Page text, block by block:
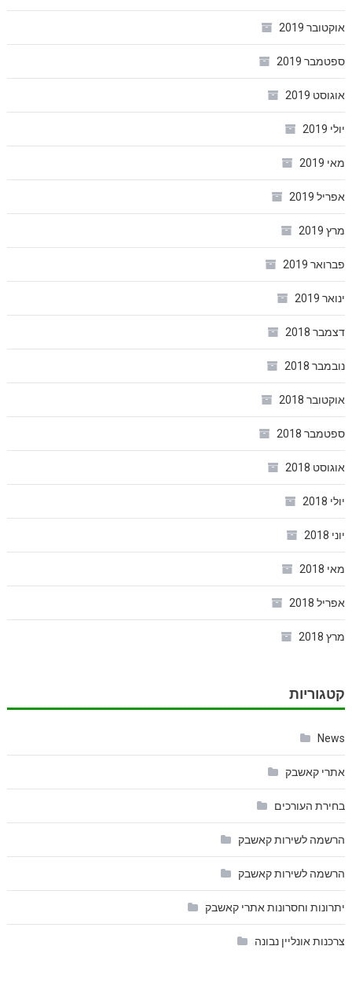
אוקטובר 2019
ספטמבר 2019
אוגוסט 2019
יולי 2019
מאי 2019
אפריל 2019
מרץ 2019
פברואר 2019
ינואר 2019
דצמבר 2018
נובמבר 2018
אוקטובר 2018
ספטמבר 2018
אוגוסט 2018
יולי 2018
יוני 2018
מאי 2018
אפריל 2018
מרץ 2018
קטגוריות
News
אתרי קאשבק
בחירת העורכים
הרשמה לשירות קאשבק
הרשמה לשירות קאשבק
יתרונות וחסרונות אתרי קאשבק
צרכנות אונליין נבונה